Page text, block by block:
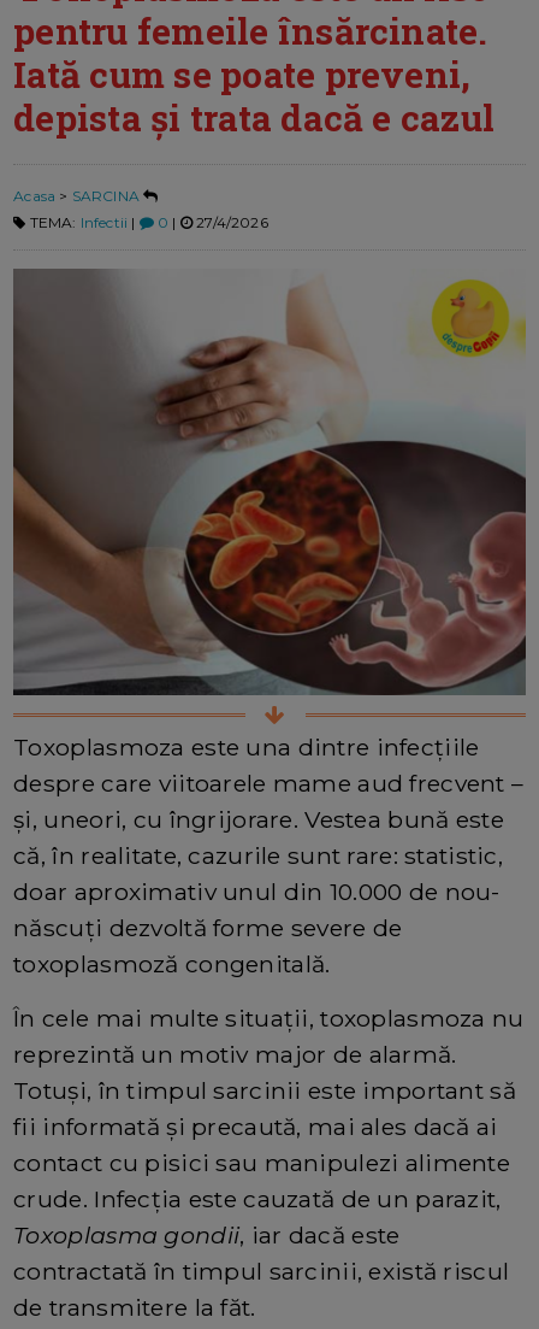
pentru femeile însărcinate.
Iată cum se poate preveni,
depista şi trata dacă e cazul
Acasa > SARCINA
TEMA: Infectii | 0 | 27/4/2026
Toxoplasmoza este una dintre infecțiile
despre care viitoarele mame aud frecvent –
și, uneori, cu îngrijorare. Vestea bună este
că, în realitate, cazurile sunt rare: statistic,
doar aproximativ unul din 10.000 de nou-
născuți dezvoltă forme severe de
toxoplasmoză congenitală.
În cele mai multe situații, toxoplasmoza nu
reprezintă un motiv major de alarmă.
Totuși, în timpul sarcinii este important să
fii informată și precaută, mai ales dacă ai
contact cu pisici sau manipulezi alimente
crude. Infecția este cauzată de un parazit,
Toxoplasma gondii, iar dacă este
contractată în timpul sarcinii, există riscul
de transmitere la făt.